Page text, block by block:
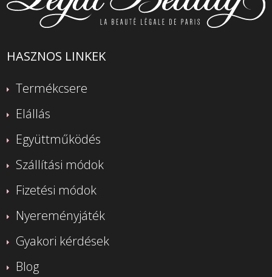
HASZNOS LINKEK
Termékcsere
Elállás
Együttműködés
Szállítási módok
Fizetési módok
Nyereményjáték
Gyakori kérdések
Blog